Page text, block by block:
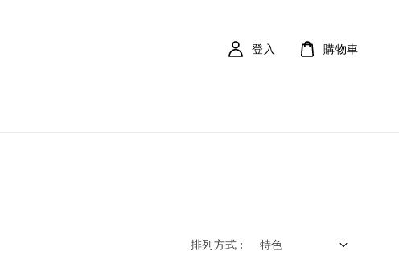
登入 購物車
排列方式 :